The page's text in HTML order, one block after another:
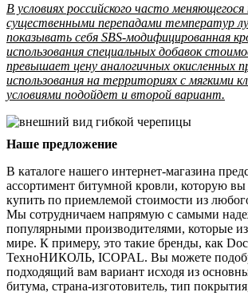
В условиях российского часто
существенными перепадами температур
показывать себя SBS-модифицированная
использования специальных добавок
превышает цену аналогичных окисленных
использования на территориях с мягкими
условиями подойдет и второй вариант.
Наше предложение
В каталоге нашего интернет-магазина
ассортимент битумной кровли, которую вы
купить по приемлемой стоимости из
Мы сотрудничаем напрямую с самыми
популярными производителями, которые
мире. К примеру, это такие бренды, как
ТехноНИКОЛЬ, ICOPAL. Вы можете
подходящий вам вариант исходя из
битума, страна-изготовитель, тип